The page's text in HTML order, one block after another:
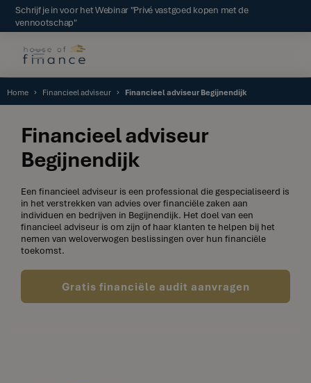
Schrijf je in voor het Webinar "Privé vastgoed kopen met de
vennootschap"
Home Financieel adviseur Financieel adviseur Begijnendijk
Financieel adviseur
Begijnendijk
Een financieel adviseur is een professional die gespecialiseerd is
in het verstrekken van advies over financiële zaken aan
individuen en bedrijven in Begijnendijk. Het doel van een
financieel adviseur is om zijn of haar klanten te helpen bij het
nemen van weloverwogen beslissingen over hun financiële
toekomst.
Gratis financiële audit aanvragen